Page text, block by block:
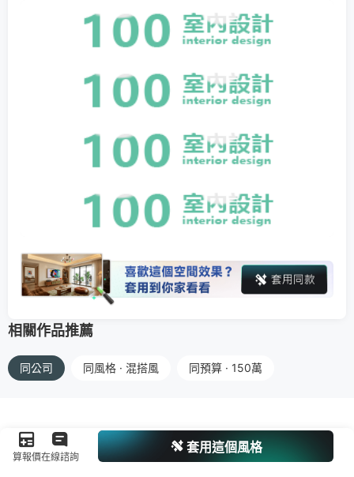
相關作品推薦
同公司 同風格 · 混搭風 同預算 · 150萬
算報價在線諮詢
套用這個風格